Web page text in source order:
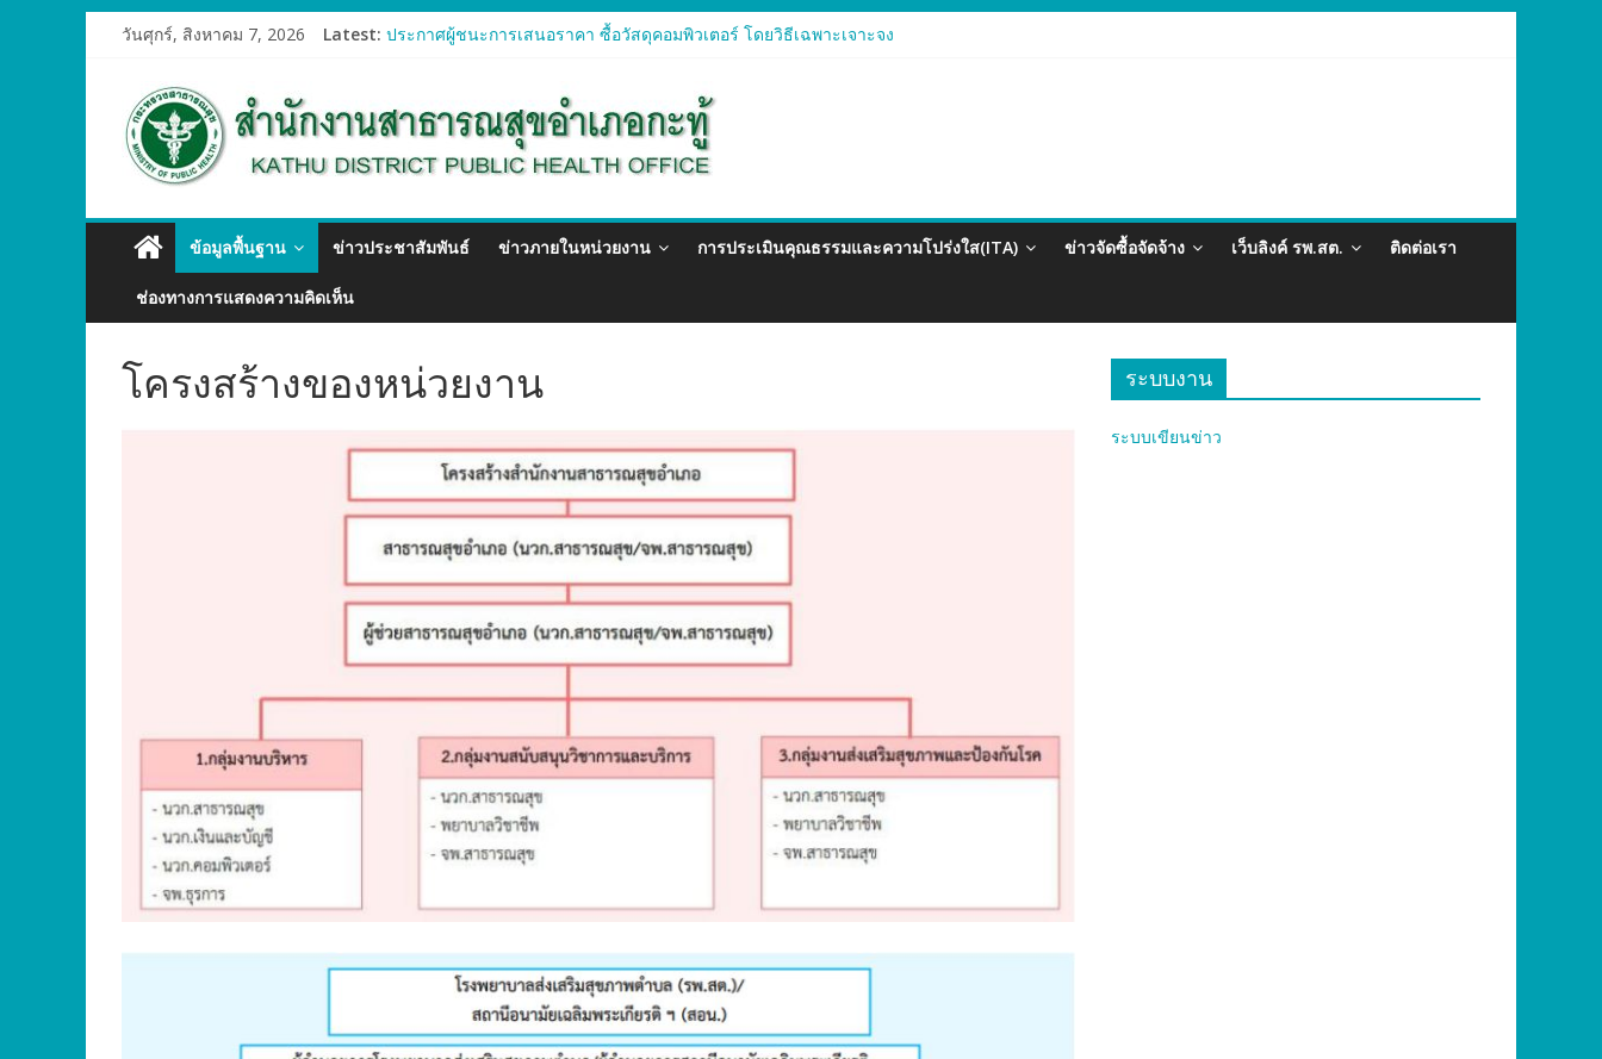
วันศุกร์, สิงหาคม 7, 2026 Latest: ประกาศผู้ชนะการเสนอราคา ซื้อวัสดุคอมพิวเตอร์ โดยวิธีเฉพาะเจาะจง
ประกาศผู้ชนะการเสนอรา ซื้อวัสดุงานบ้านงานครัว โดยวิธีเฉพาะเจาะจง
ประกาศผู้ชนะการเสนอราคา ซื้อวัสดุสำนักงาน โดยวิธีเฉพาะเจาะจง
ข้อมูลพื้นฐาน ข่าวประชาสัมพันธ์ ข่าวภายในหน่วยงาน การประเมินคุณธรรมและความโปร่งใส(ITA) ข่าวจัดซื้อจัดจ้าง เว็บลิงค์ รพ.สต. ติดต่อเรา
ช่องทางการแสดงความคิดเห็น
โครงสร้างของหน่วยงาน ระบบงาน
ระบบเขียนข่าว